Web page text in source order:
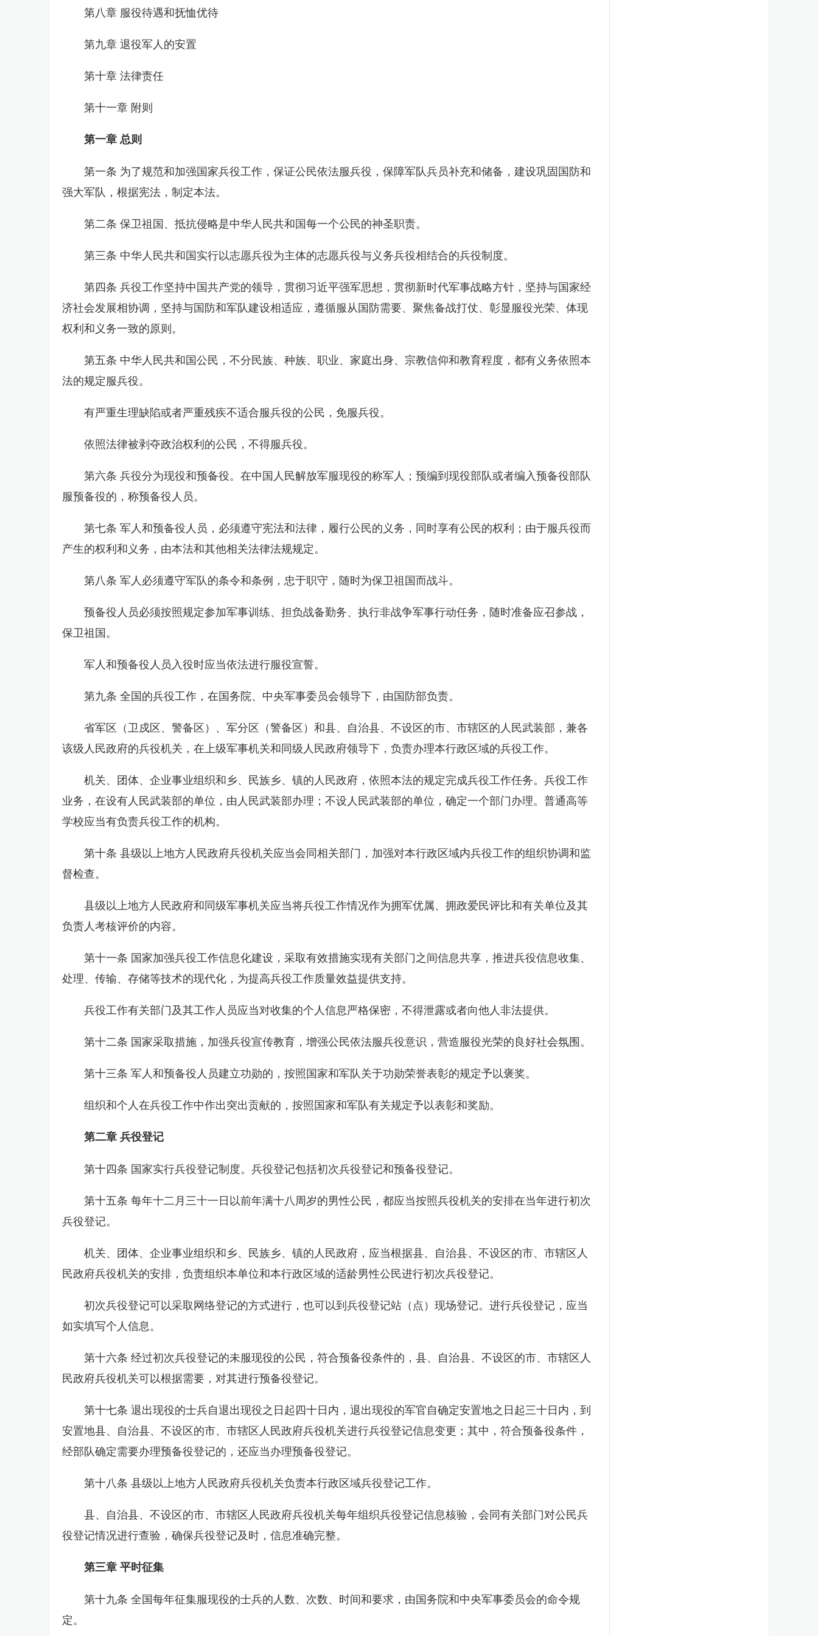
第八章 服役待遇和抚恤优待
第九章 退役军人的安置
第十章 法律责任
第十一章 附则
第一章 总则
第一条 为了规范和加强国家兵役工作，保证公民依法服兵役，保障军队兵员补充和储备，建设巩固国防和
强大军队，根据宪法，制定本法。
第二条 保卫祖国、抵抗侵略是中华人民共和国每一个公民的神圣职责。
第三条 中华人民共和国实行以志愿兵役为主体的志愿兵役与义务兵役相结合的兵役制度。
第四条 兵役工作坚持中国共产党的领导，贯彻习近平强军思想，贯彻新时代军事战略方针，坚持与国家经
济社会发展相协调，坚持与国防和军队建设相适应，遵循服从国防需要、聚焦备战打仗、彰显服役光荣、体现
权利和义务一致的原则。
第五条 中华人民共和国公民，不分民族、种族、职业、家庭出身、宗教信仰和教育程度，都有义务依照本
法的规定服兵役。
有严重生理缺陷或者严重残疾不适合服兵役的公民，免服兵役。
依照法律被剥夺政治权利的公民，不得服兵役。
第六条 兵役分为现役和预备役。在中国人民解放军服现役的称军人；预编到现役部队或者编入预备役部队
服预备役的，称预备役人员。
第七条 军人和预备役人员，必须遵守宪法和法律，履行公民的义务，同时享有公民的权利；由于服兵役而
产生的权利和义务，由本法和其他相关法律法规规定。
第八条 军人必须遵守军队的条令和条例，忠于职守，随时为保卫祖国而战斗。
预备役人员必须按照规定参加军事训练、担负战备勤务、执行非战争军事行动任务，随时准备应召参战，
保卫祖国。
军人和预备役人员入役时应当依法进行服役宣誓。
第九条 全国的兵役工作，在国务院、中央军事委员会领导下，由国防部负责。
省军区（卫戍区、警备区）、军分区（警备区）和县、自治县、不设区的市、市辖区的人民武装部，兼各
该级人民政府的兵役机关，在上级军事机关和同级人民政府领导下，负责办理本行政区域的兵役工作。
机关、团体、企业事业组织和乡、民族乡、镇的人民政府，依照本法的规定完成兵役工作任务。兵役工作
业务，在设有人民武装部的单位，由人民武装部办理；不设人民武装部的单位，确定一个部门办理。普通高等
学校应当有负责兵役工作的机构。
第十条 县级以上地方人民政府兵役机关应当会同相关部门，加强对本行政区域内兵役工作的组织协调和监
督检查。
县级以上地方人民政府和同级军事机关应当将兵役工作情况作为拥军优属、拥政爱民评比和有关单位及其
负责人考核评价的内容。
第十一条 国家加强兵役工作信息化建设，采取有效措施实现有关部门之间信息共享，推进兵役信息收集、
处理、传输、存储等技术的现代化，为提高兵役工作质量效益提供支持。
兵役工作有关部门及其工作人员应当对收集的个人信息严格保密，不得泄露或者向他人非法提供。
第十二条 国家采取措施，加强兵役宣传教育，增强公民依法服兵役意识，营造服役光荣的良好社会氛围。
第十三条 军人和预备役人员建立功勋的，按照国家和军队关于功勋荣誉表彰的规定予以褒奖。
组织和个人在兵役工作中作出突出贡献的，按照国家和军队有关规定予以表彰和奖励。
第二章 兵役登记
第十四条 国家实行兵役登记制度。兵役登记包括初次兵役登记和预备役登记。
第十五条 每年十二月三十一日以前年满十八周岁的男性公民，都应当按照兵役机关的安排在当年进行初次
兵役登记。
机关、团体、企业事业组织和乡、民族乡、镇的人民政府，应当根据县、自治县、不设区的市、市辖区人
民政府兵役机关的安排，负责组织本单位和本行政区域的适龄男性公民进行初次兵役登记。
初次兵役登记可以采取网络登记的方式进行，也可以到兵役登记站（点）现场登记。进行兵役登记，应当
如实填写个人信息。
第十六条 经过初次兵役登记的未服现役的公民，符合预备役条件的，县、自治县、不设区的市、市辖区人
民政府兵役机关可以根据需要，对其进行预备役登记。
第十七条 退出现役的士兵自退出现役之日起四十日内，退出现役的军官自确定安置地之日起三十日内，到
安置地县、自治县、不设区的市、市辖区人民政府兵役机关进行兵役登记信息变更；其中，符合预备役条件，
经部队确定需要办理预备役登记的，还应当办理预备役登记。
第十八条 县级以上地方人民政府兵役机关负责本行政区域兵役登记工作。
县、自治县、不设区的市、市辖区人民政府兵役机关每年组织兵役登记信息核验，会同有关部门对公民兵
役登记情况进行查验，确保兵役登记及时，信息准确完整。
第三章 平时征集
第十九条 全国每年征集服现役的士兵的人数、次数、时间和要求，由国务院和中央军事委员会的命令规
定。